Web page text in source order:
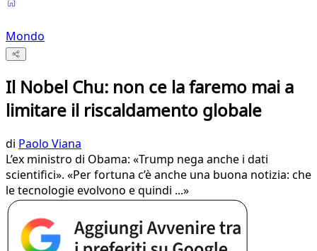
Mondo
Il Nobel Chu: non ce la faremo mai a
limitare il riscaldamento globale
di Paolo Viana
L’ex ministro di Obama: «Trump nega anche i dati
scientifici». «Per fortuna c’è anche una buona notizia: che
le tecnologie evolvono e quindi ...»